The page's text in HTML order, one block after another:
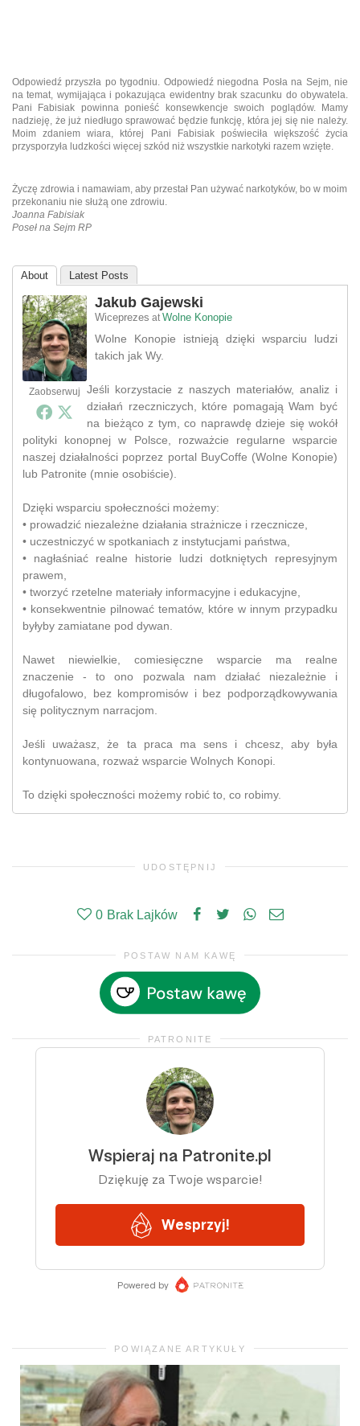
Odpowiedź przyszła po tygodniu. Odpowiedź niegodna Posła na Sejm, nie
na temat, wymijająca i pokazująca ewidentny brak szacunku do obywatela.
Pani Fabisiak powinna ponieść konsewkencje swoich poglądów. Mamy
nadzieję, że już niedługo sprawować będzie funkcję, która jej się nie należy.
Moim zdaniem wiara, której Pani Fabisiak poświeciła większość życia
przysporzyła ludzkości więcej szkód niż wszystkie narkotyki razem wzięte.
Życzę zdrowia i namawiam, aby przestał Pan używać narkotyków, bo w moim
przekonaniu nie służą one zdrowiu.
Joanna Fabisiak
Poseł na Sejm RP
About Latest Posts
Zaobserwuj
Jakub Gajewski
Wiceprezes at Wolne Konopie
Wolne Konopie istnieją dzięki wsparciu ludzi
takich jak Wy.
Jeśli korzystacie z naszych materiałów, analiz i
działań rzeczniczych, które pomagają Wam być
na bieżąco z tym, co naprawdę dzieje się wokół
polityki konopnej w Polsce, rozważcie regularne wsparcie
naszej działalności poprzez portal BuyCoffe (Wolne Konopie)
lub Patronite (mnie osobiście).
Dzięki wsparciu społeczności możemy:
• prowadzić niezależne działania strażnicze i rzecznicze,
• uczestniczyć w spotkaniach z instytucjami państwa,
• nagłaśniać realne historie ludzi dotkniętych represyjnym
prawem,
• tworzyć rzetelne materiały informacyjne i edukacyjne,
• konsekwentnie pilnować tematów, które w innym przypadku
byłyby zamiatane pod dywan.
Nawet niewielkie, comiesięczne wsparcie ma realne
znaczenie - to ono pozwala nam działać niezależnie i
długofalowo, bez kompromisów i bez podporządkowywania
się politycznym narracjom.
Jeśli uważasz, że ta praca ma sens i chcesz, aby była
kontynuowana, rozważ wsparcie Wolnych Konopi.
To dzięki społeczności możemy robić to, co robimy.
UDOSTĘPNIJ
0 Brak Lajków
POSTAW NAM KAWĘ
PATRONITE
POWIĄZANE ARTYKUŁY